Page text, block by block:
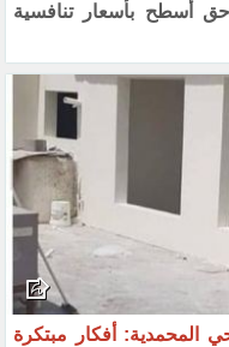
أسطح بأسعار تنافسية
أفكار مبتكرة